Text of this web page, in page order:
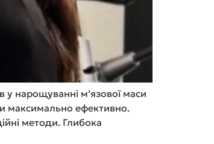
у нарощуванні м’язової маси
максимально ефективно.
методи. Глибока